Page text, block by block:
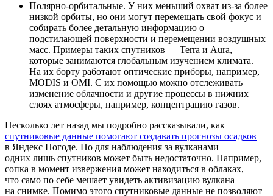
Полярно‑орбитальные. У них меньший охват из‑за более
низкой орбиты, но они могут перемещать свой фокус и
собирать более детальную информацию о
подстилающей поверхности и перемещении воздушных
масс. Примеры таких спутников — Terra и Aura,
которые занимаются глобальным изучением климата.
На их борту работают оптические приборы, например,
MODIS и OMI. С их помощью можно отслеживать
изменение облачности и другие процессы в нижних
слоях атмосферы, например, концентрацию газов.
Несколько лет назад мы подробно рассказывали, как
спутниковые данные помогают создавать прогнозы осадков
в Яндекс Погоде. Но для наблюдения за вулканами
одних лишь спутников может быть недостаточно. Например,
сопка в момент извержения может находиться в облаках,
что само по себе мешает увидеть активизацию вулкана
на снимке. Помимо этого спутниковые данные не позволяют